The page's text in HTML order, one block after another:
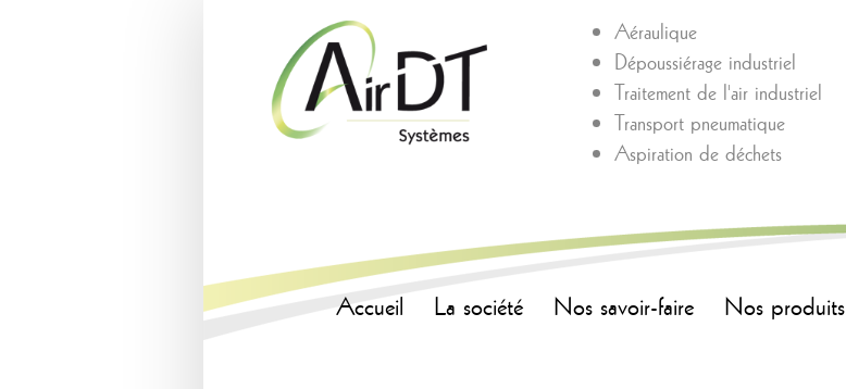
Aéraulique
Dépoussiérage industriel
Traitement de l'air industriel
Transport pneumatique
Aspiration de déchets
Accueil La société Nos savoir-faire Nos produits